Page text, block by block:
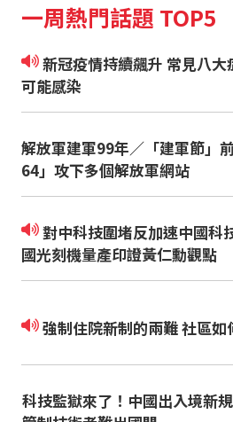
一周熱門話題 TOP5
新冠疫情持續飆升 常見八大症狀 沒發燒也
可能感染
解放軍建軍99年／「建軍節」
64」攻下多個解放軍網站
對中科技圍堵反加速中國科技自主？！中
國光刻機量產印證黃仁勳觀點
強制住院新制的兩難 社區如
科技監獄來了！中國出入境新